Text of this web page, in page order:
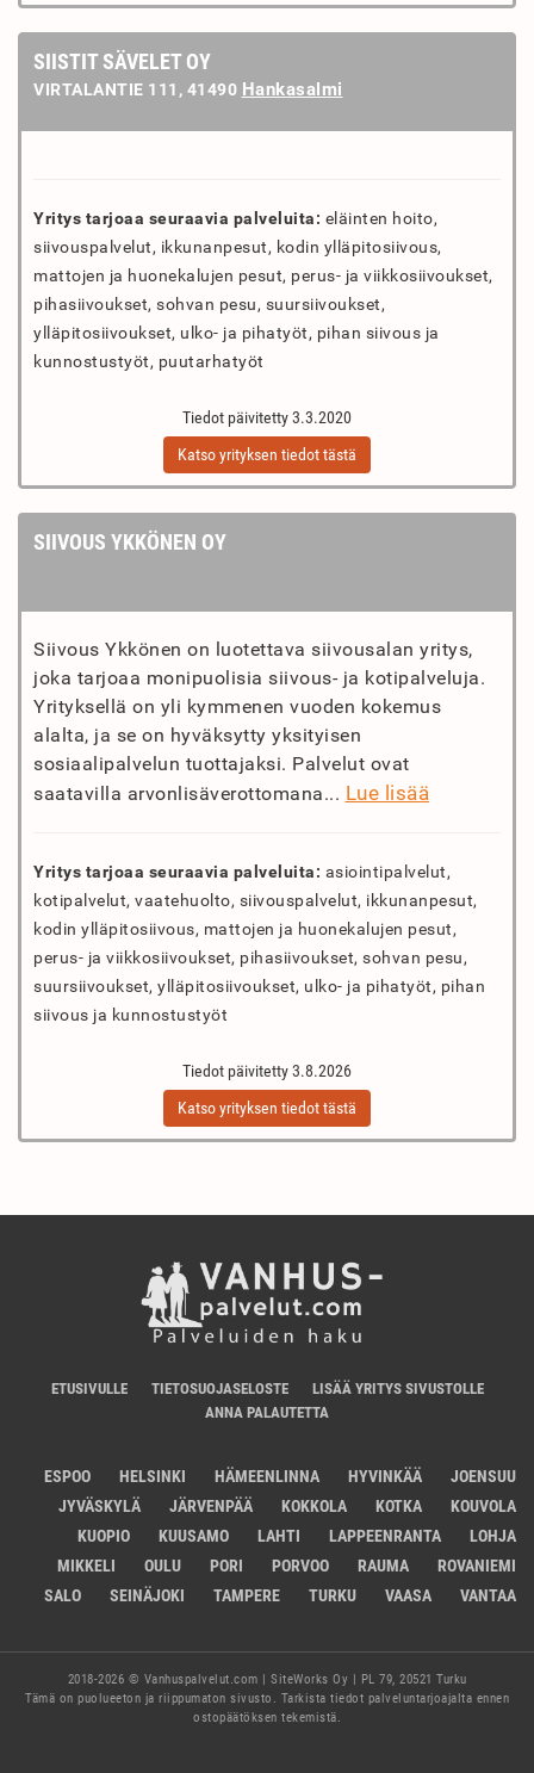
SIISTIT SÄVELET OY
VIRTALANTIE 111, 41490 Hankasalmi
Yritys tarjoaa seuraavia palveluita: eläinten hoito,
siivouspalvelut, ikkunanpesut, kodin ylläpitosiivous,
mattojen ja huonekalujen pesut, perus- ja viikkosiivoukset,
pihasiivoukset, sohvan pesu, suursiivoukset,
ylläpitosiivoukset, ulko- ja pihatyöt, pihan siivous ja
kunnostustyöt, puutarhatyöt
Tiedot päivitetty 3.3.2020
Katso yrityksen tiedot tästä
SIIVOUS YKKÖNEN OY
Siivous Ykkönen on luotettava siivousalan yritys,
joka tarjoaa monipuolisia siivous- ja kotipalveluja.
Yrityksellä on yli kymmenen vuoden kokemus
alalta, ja se on hyväksytty yksityisen
sosiaalipalvelun tuottajaksi. Palvelut ovat
saatavilla arvonlisäverottomana... Lue lisää
Yritys tarjoaa seuraavia palveluita: asiointipalvelut,
kotipalvelut, vaatehuolto, siivouspalvelut, ikkunanpesut,
kodin ylläpitosiivous, mattojen ja huonekalujen pesut,
perus- ja viikkosiivoukset, pihasiivoukset, sohvan pesu,
suursiivoukset, ylläpitosiivoukset, ulko- ja pihatyöt, pihan
siivous ja kunnostustyöt
Tiedot päivitetty 3.8.2026
Katso yrityksen tiedot tästä
ETUSIVULLE TIETOSUOJASELOSTE
LISÄÄ YRITYS SIVUSTOLLE
ANNA PALAUTETTA
ESPOO HELSINKI HÄMEENLINNA HYVINKÄÄ
JOENSUU
JYVÄSKYLÄ
JÄRVENPÄÄ KOKKOLA KOTKA
KOUVOLA
KUOPIO
KUUSAMO LAHTI LAPPEENRANTA
LOHJA
MIKKELI
OULU PORI PORVOO RAUMA
ROVANIEMI
SALO
SEINÄJOKI TAMPERE TURKU VAASA VANTAA
2018-2026 © Vanhuspalvelut.com | SiteWorks Oy | PL 79, 20521 Turku
Tämä on puolueeton ja riippumaton sivusto. Tarkista tiedot palveluntarjoajalta ennen
ostopäätöksen tekemistä.